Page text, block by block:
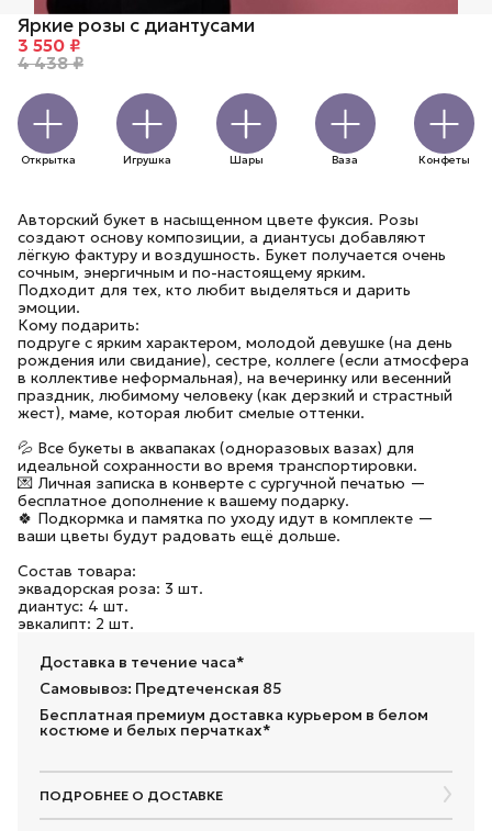
Яркие розы с диантусами
3 550 ₽
4 438 ₽
Открытка Игрушка Шары Ваза Конфеты
Авторский букет в насыщенном цвете фуксия. Розы
создают основу композиции, а диантусы добавляют
лёгкую фактуру и воздушность. Букет получается очень
сочным, энергичным и по-настоящему ярким.
Подходит для тех, кто любит выделяться и дарить
эмоции.
Кому подарить:
подруге с ярким характером, молодой девушке (на день
рождения или свидание), сестре, коллеге (если атмосфера
в коллективе неформальная), на вечеринку или весенний
праздник, любимому человеку (как дерзкий и страстный
жест), маме, которая любит смелые оттенки.
💦 Все букеты в аквапаках (одноразовых вазах) для
идеальной сохранности во время транспортировки.
💌 Личная записка в конверте с сургучной печатью —
бесплатное дополнение к вашему подарку.
🍀 Подкормка и памятка по уходу идут в комплекте —
ваши цветы будут радовать ещё дольше.
Состав товара:
эквадорская роза: 3 шт.
диантус: 4 шт.
эвкалипт: 2 шт.
Доставка в течение часа*
Самовывоз: Предтеченская 85
Бесплатная премиум доставка курьером в белом
костюме и белых перчатках*
ПОДРОБНЕЕ О ДОСТАВКЕ